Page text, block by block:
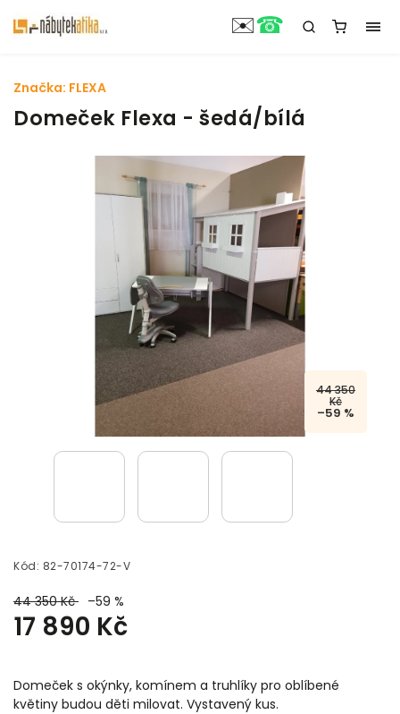
Domeček Flexa - šedá/bílá
44 350
Kč
–59 %
Kód: 82-70174-72-V
44 350 Kč –59 %
17 890 Kč
Domeček s okýnky, komínem a truhlíky pro oblíbené
květiny budou děti milovat. Vystavený kus.
Značka: FLEXA
✉️☎